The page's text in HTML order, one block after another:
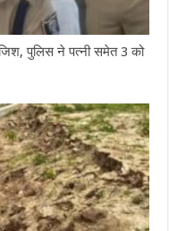
पुलिस ने पत्नी समेत 3 को